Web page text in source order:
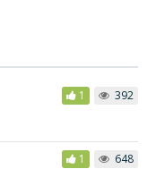
1 392
1 648